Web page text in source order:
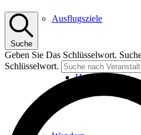
Ausflugsziele
Hardtbergturm
Suche
Geben Sie Das Schlüsselwort.
Schlüsselwort.